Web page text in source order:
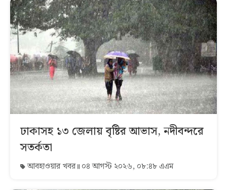
ঢাকাসহ ১৩ জেলায় বৃষ্টির আভাস, নদীবন্দরে
সতর্কতা
আবহাওয়ার খবর ০৪ আগস্ট ২০২৬, ০৮:৪৮ এএম